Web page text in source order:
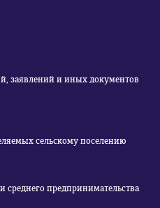
заявлений и иных документов
сельскому поселению
среднего предпринимательства